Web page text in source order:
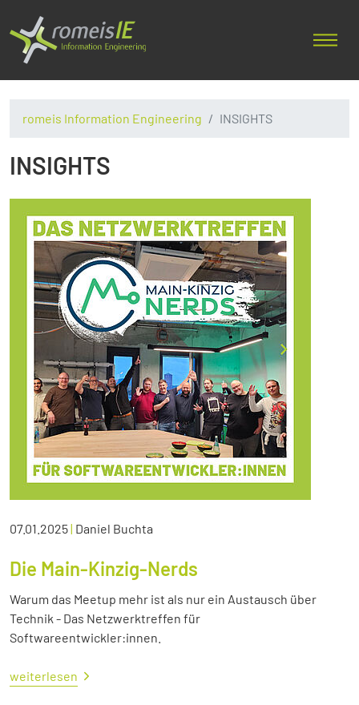
romeis Information Engineering INSIGHTS
INSIGHTS
07.01.2025| Daniel Buchta
Die Main-Kinzig-Nerds
Warum das Meetup mehr ist als nur ein Austausch über
Technik - Das Netzwerktreffen für
Softwareentwickler:innen.
weiterlesen